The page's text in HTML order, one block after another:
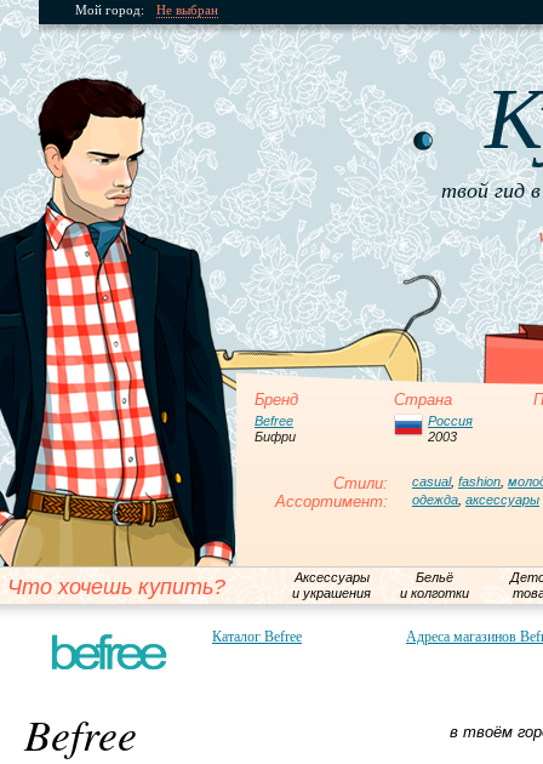
Мой город: Не выбран
твой гид
Бренд Страна
Befree
Бифри
Россия
2003
Стили: casual, fashion
Ассортимент: одежда аксессуары
Что хочешь купить?
Аксессуары
и украшения
Бельё
и колготки
Каталог Befree Адреса магазинов
в твоём
Befree